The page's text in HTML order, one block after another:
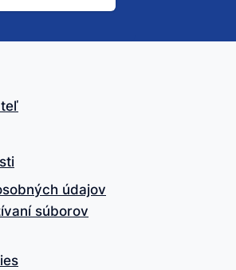
údajov
súborov